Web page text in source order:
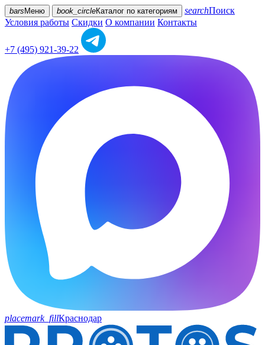
bars Меню book_circleКаталог по категориям searchПоиск
Условия работы Скидки О компании Контакты
+7 (495) 921-39-22
placemark_fillКраснодар